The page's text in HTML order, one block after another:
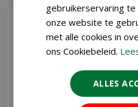
gebruikerservaring
onze website te
met alle cookies in
ons Cookiebeleid.
ALLES